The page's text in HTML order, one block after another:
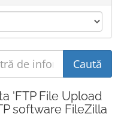
'FTP File Upload
software FileZilla